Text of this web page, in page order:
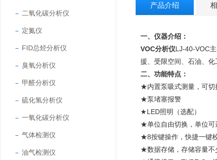
二氧化碳分析仪
定氮仪
FID总烃分析仪
臭氧分析仪
甲醛分析仪
硫化氢分析仪
一氧化碳分析仪
气体检测仪
油气检测仪
产品介绍
一、仪器介绍：
VOC分析仪LJ-40-VOC
援、受限空间、石油、
二、功能特点：
★内置泵吸式测量，可切
★泵堵塞报警
★LED照明（选配）
★单位自由切换，单位可
★8按键操作，快捷一键
★数据存储，存储容量不